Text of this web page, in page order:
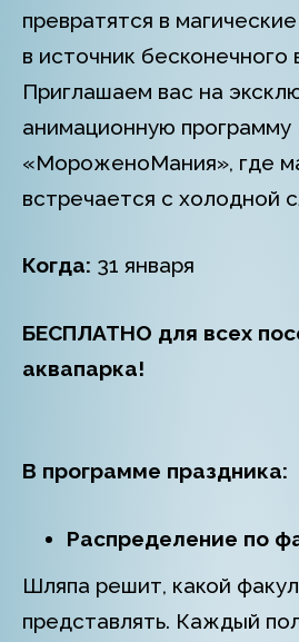
превратятся в
в источник бесконечного
Приглашаем вас на
анимационную программу
«МороженоМания», где
встречается с холодной
Когда: 31 января
БЕСПЛАТНО для всех
аквапарка!
В программе праздника:
Распределение по
Шляпа решит, какой
представлять. Каждый